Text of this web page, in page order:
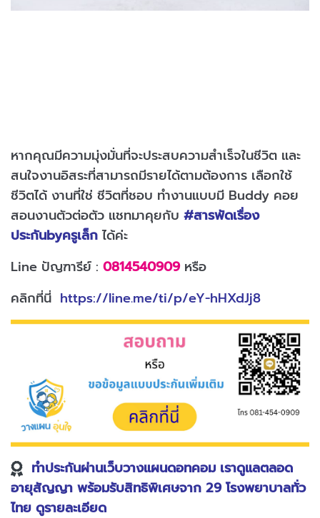
หากคุณมีความมุ่งมั่นที่จะประสบความสำเร็จในชีวิต และ
สนใจงานอิสระที่สามารถมีรายได้ตามต้องการ เลือกใช้
ชีวิตได้ งานที่ใช่ ชีวิตที่ชอบ ทำงานแบบมี Buddy คอย
สอนงานตัวต่อตัว แชทมาคุยกับ #สารพัดเรื่อง
ประกันbyครูเล็ก ได้ค่ะ
Line ปัญฑารีย์ : 0814540909หรือ
คลิกที่นี่ https://line.me/ti/p/eY-hHXdJj8
ทำประกันผ่านเว็บวางแผนดอทคอม เราดูแลตลอด
อายุสัญญา พร้อมรับสิทธิพิเศษจาก 29 โรงพยาบาลทั่ว
ไทย ดูรายละเอียด